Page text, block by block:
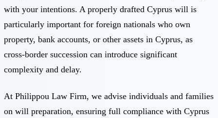
with your intentions. A properly drafted Cyprus will is
particularly important for foreign nationals who own
property, bank accounts, or other assets in Cyprus, as
cross-border succession can introduce significant
complexity and delay.
At Philippou Law Firm, we advise individuals and families
on will preparation, ensuring full compliance with Cyprus